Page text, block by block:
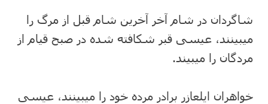
شاگردان در شام آخر آخرین شام قبل از مرگ را
میبینند، عیسی قبر شکافته شده در صبح قیام از
مردگان را میبیند.
خواهران ایلعازر برادر مرده خود را میبینند، عیسی